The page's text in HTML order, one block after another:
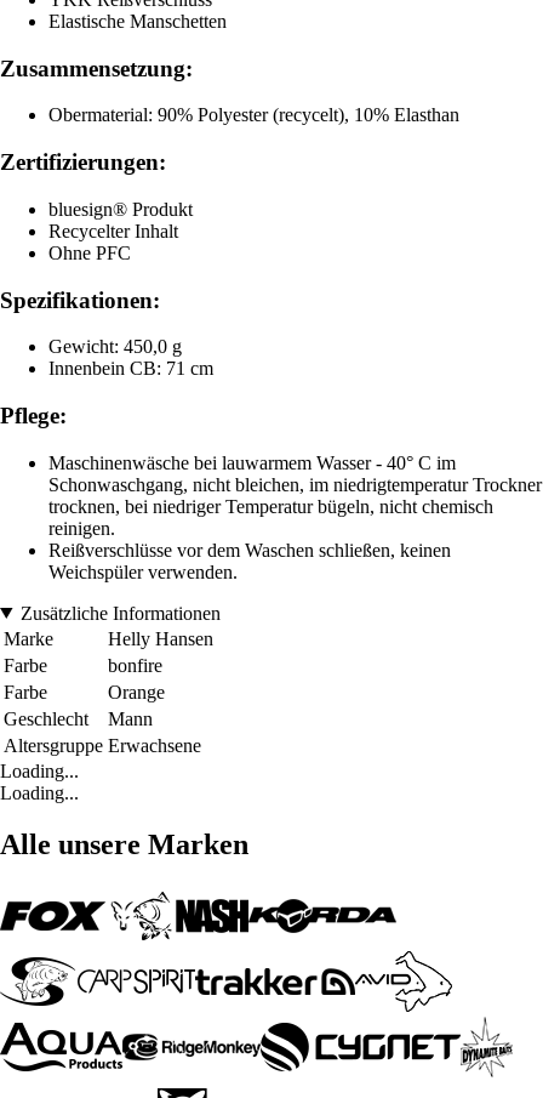
Elastische Manschetten
Zusammensetzung:
Obermaterial: 90% Polyester (recycelt), 10% Elasthan
Zertifizierungen:
bluesign® Produkt
Recycelter Inhalt
Ohne PFC
Spezifikationen:
Gewicht: 450,0 g
Innenbein CB: 71 cm
Pflege:
Maschinenwäsche bei lauwarmem Wasser - 40° C im
Schonwaschgang, nicht bleichen, im niedrigtemperatur Trockner
trocknen, bei niedriger Temperatur bügeln, nicht chemisch
reinigen.
Reißverschlüsse vor dem Waschen schließen, keinen
Weichspüler verwenden.
Zusätzliche Informationen
Marke
Helly Hansen
Farbe
bonfire
Farbe
Orange
Geschlecht
Mann
Altersgruppe Erwachsene
Loading...
Loading...
Alle unsere Marken